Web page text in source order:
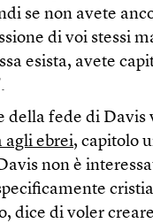
se non avete
di voi stessi
esista, avete
della fede di Davis
agli ebrei, capitolo
non è
dice di voler